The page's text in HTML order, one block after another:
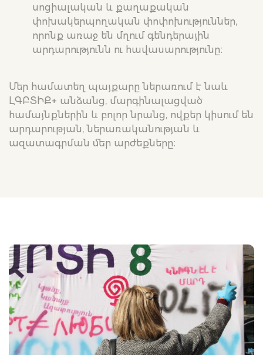
սոցիալական և քաղաքական
փոխակերպողական փոփոխություններ,
որոնք առաջ են մղում գենդերային
արդարությունն ու հավասարությունը։
Մեր համատեղ պայքարը ներառում է նաև
ԼԳԲՏԻՔ+ անձանց, մարգինալացված
համայնքներին և բոլոր նրանց, ովքեր կիսում են
արդարության, ներառականության և
ազատագրման մեր արժեքները։